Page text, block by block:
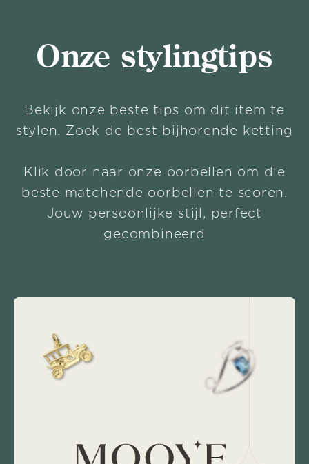
Onze stylingtips
Bekijk onze beste tips om dit item te
stylen. Zoek de best bijhorende ketting
Klik door naar onze oorbellen om die
beste matchende oorbellen te scoren.
Jouw persoonlijke stijl, perfect
gecombineerd